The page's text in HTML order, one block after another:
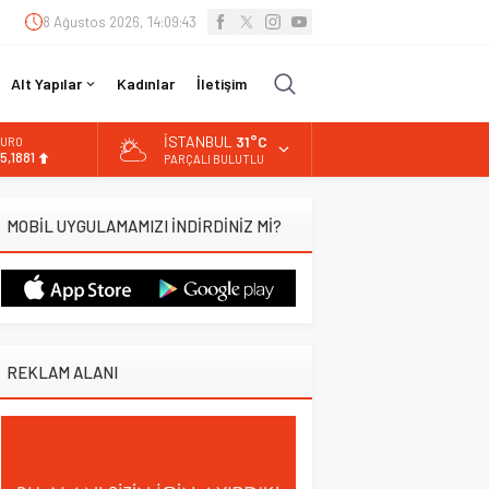
8 Ağustos 2026, 14:09:44
Alt Yapılar Kadınlar İletişim
13.779,39
DOLAR
İSTANBUL 31°C
PARÇALI BULUTLU
MOBİL UYGULAMAMIZI İNDİRDİNİZ Mİ?
REKLAM ALANI